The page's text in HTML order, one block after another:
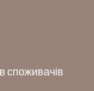
споживачів